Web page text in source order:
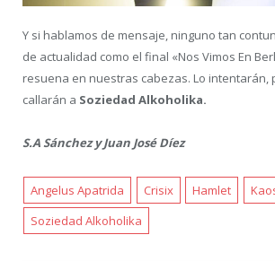
Y si hablamos de mensaje, ninguno tan
de actualidad como el final «Nos Vimos En
resuena en nuestras cabezas. Lo intentarán,
callarán a Soziedad Alkoholika.
S.A Sánchez y Juan José Díez
Angelus Apatrida Crisix Hamlet
Soziedad Alkoholika